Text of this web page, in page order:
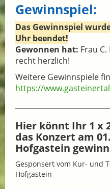
Gewinnspiel:
Das Gewinnspiel
Uhr beendet!
Gewonnen hat: Frau
recht herzlich!
Weitere Gewinnspiele
https://
Hier könnt Ihr 1
das Konzert am
Hofgastein
Gesponsert vom Kur- und
Hofgastein